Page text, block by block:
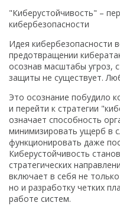
"Киберустойчивость" –
кибербезопасности
Идея кибербезопасности
предотвращении
осознав масштабы угроз,
защиты не существует.
Это осознание побудило
и перейти к стратегии
означает способность
минимизировать ущерб в
функционировать даже
Киберустойчивость
стратегических
включает в себя не
но и разработку четких
работе систем.